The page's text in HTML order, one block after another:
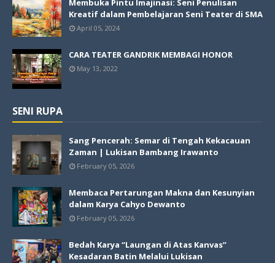
Membuka Pintu Imajinasi: Seni Penulisan
Kreatif dalam Pembelajaran Seni Teater di SMA
April 05, 2024
CARA TEATER GANDRIK MEMBAGI HONOR
May 13, 2022
SENI RUPA
Sang Pencerah: Semar di Tengah Kekacauan
Zaman | Lukisan Bambang Irawanto
February 05, 2026
Membaca Pertarungan Makna dan Kesunyian
dalam Karya Cahyo Dewanto
February 05, 2026
Bedah Karya “Laungan di Atas Kanvas”
Kesadaran Batin Melalui Lukisan